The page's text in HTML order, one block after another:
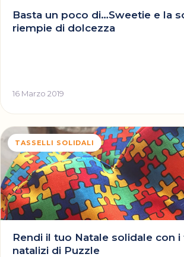
Basta un poco di…Sweetie e la
riempie di dolcezza
16 Marzo 2019
TASSELLI SOLIDALI
Rendi il tuo Natale solidale con i
natalizi di Puzzle